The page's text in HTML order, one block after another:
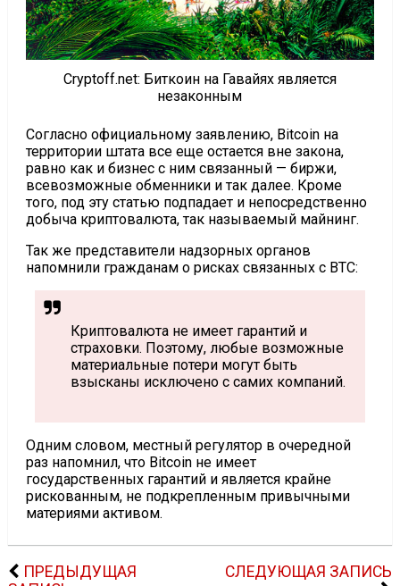
Cryptoff.net: Биткоин на Гавайях является
незаконным
Согласно официальному заявлению, Bitcoin на
территории штата все еще остается вне закона,
равно как и бизнес с ним связанный — биржи,
всевозможные обменники и так далее. Кроме
того, под эту статью подпадает и непосредственно
добыча криптовалюта, так называемый майнинг.
Так же представители надзорных органов
напомнили гражданам о рисках связанных с BTC:
Криптовалюта не имеет гарантий и
страховки. Поэтому, любые возможные
материальные потери могут быть
взысканы исключено с самих компаний.
Одним словом, местный регулятор в очередной
раз напомнил, что Bitcoin не имеет
государственных гарантий и является крайне
рискованным, не подкрепленным привычными
материями активом.
ПРЕДЫДУЩАЯ
СЛЕДУЮЩАЯ ЗАПИСЬ